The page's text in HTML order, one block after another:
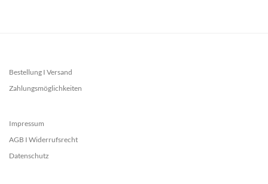
Bestellung I Versand
Zahlungsmöglichkeiten
Impressum
AGB I Widerrufsrecht
Datenschutz